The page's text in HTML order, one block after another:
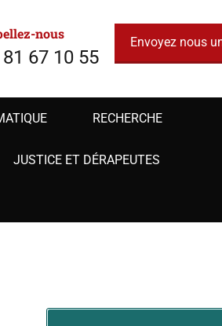
INDUITS
nous
67 10 55
Envoyez nous
RECHERCHE
JUSTICE ET DÉRAPEUTES